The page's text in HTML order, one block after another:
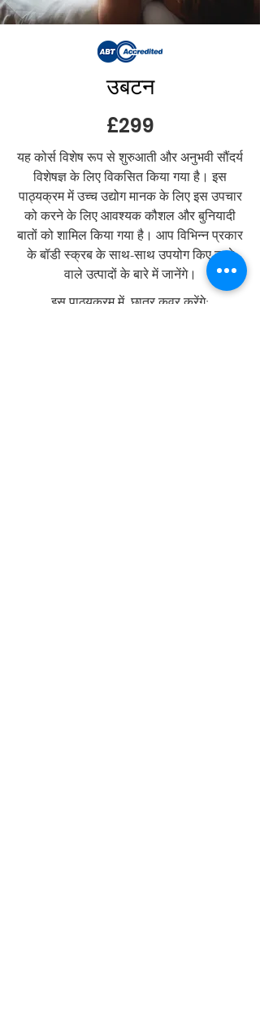
उबटन
£299
यह कोर्स विशेष रूप से शुरुआती और अनुभवी सौंदर्य
विशेषज्ञ के लिए विकसित किया गया है। इस
पाठ्यक्रम में उच्च उद्योग मानक के लिए इस उपचार
को करने के लिए आवश्यक कौशल और बुनियादी
बातों को शामिल किया गया है। आप विभिन्न प्रकार
के बॉडी स्क्रब के साथ-साथ उपयोग किए जाने
वाले उत्पादों के बारे में जानेंगे।
इस पाठ्यक्रम में, छात्र कवर करेंगे: